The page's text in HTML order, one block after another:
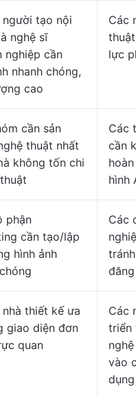
người tạo nội
nghệ sĩ
nghiệp cần
nhanh chóng,
cao
Các
lực
cần sản
thuật nhất
không tốn chi
Các
cần
hình
phận
cần tạo/lập
hình ảnh
Các
nhà thiết kế ưa
giao diện đơn
quan
Các
triển
vào